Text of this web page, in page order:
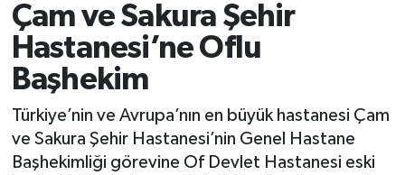
Çam ve Sakura Şehir
Hastanesi’ne Oflu
Başhekim
Türkiye’nin ve Avrupa’nın en büyük hastanesi Çam
ve Sakura Şehir Hastanesi’nin Genel Hastane
Başhekimliği görevine Of Devlet Hastanesi eski
Trabzon Namaz Vakitleri
Trabzon Trafik Yoğunluk Haritası
Süper Lig Puan Durumu ve Fikstür
Tüm Manşetler